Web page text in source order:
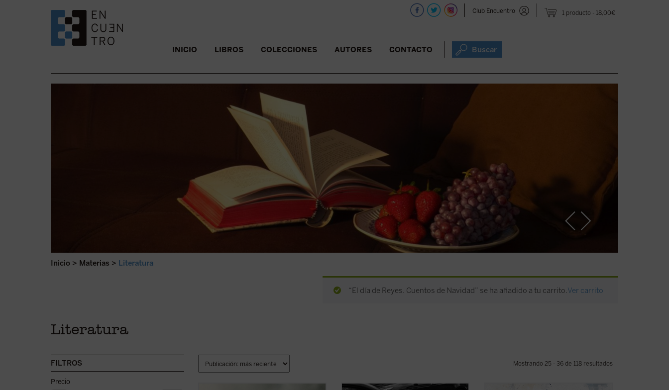
1 producto 18,00€
Club Encuentro
SALTAR AL CONTENIDO. INICIO LIBROS COLECCIONES AUTORES CONTACTO Buscar
Inicio > Materias > Literatura
“El día de Reyes. Cuentos de Navidad” se ha añadido a tu carrito.Ver carrito
Literatura
FILTROS
Precio
Mostrando 25 - 36 de 118 resultados